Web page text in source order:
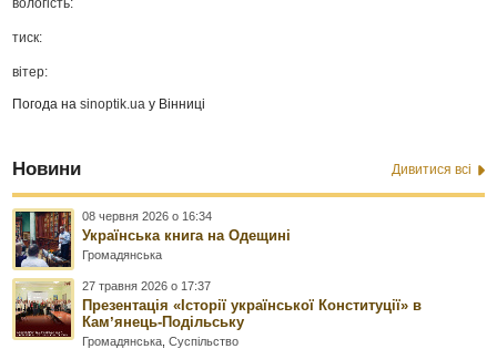
вологість:
тиск:
вітер:
Погода наsinoptik.ua у Вінниці
Новини Дивитися всі
08 червня 2026 о 16:34
Українська книга на Одещині
Громадянська
27 травня 2026 о 17:37
Презентація «Історії української Конституції» в
Камʼянець-Подільську
Громадянська ,Суспільство